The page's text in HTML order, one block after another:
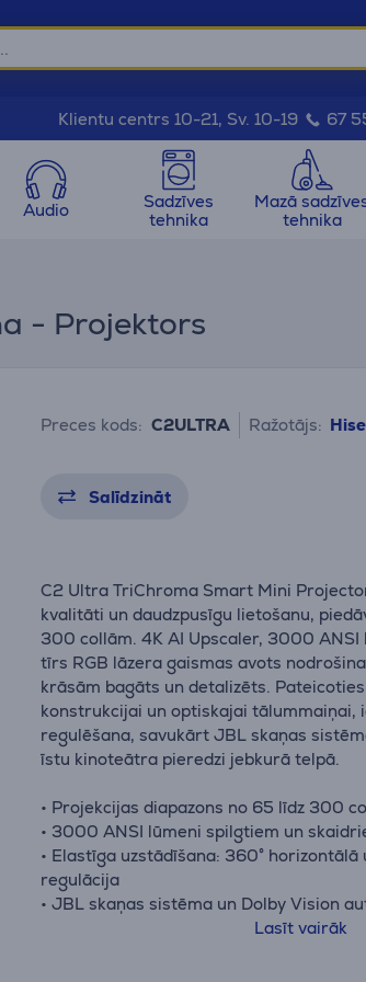
Klientu centrs 10-21, Sv. 10-19 67
Audio
Sadzīves
tehnika
Mazā
tehnika
- Projektors
Preces kods: C2ULTRA Ražotājs:
Salīdzināt
C2 Ultra TriChroma Smart Mini
kvalitāti un daudzpusīgu lietošanu,
300 collām. 4K AI Upscaler, 3000 ANSI
tīrs RGB lāzera gaismas avots
krāsām bagāts un detalizēts.
konstrukcijai un optiskajai tālummaiņai,
regulēšana, savukārt JBL skaņas
īstu kinoteātra pieredzi jebkurā telpā.
• Projekcijas diapazons no 65 līdz 300
• 3000 ANSI lūmeni spilgtiem un
• Elastīga uzstādīšana: 360° horizontālā
regulācija
• JBL skaņas sistēma un Dolby Vision
Lasīt vairāk